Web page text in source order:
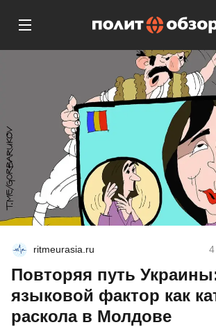
ritmeurasia.ru
Повторяя путь
языковой фактор как
раскола в Молдове